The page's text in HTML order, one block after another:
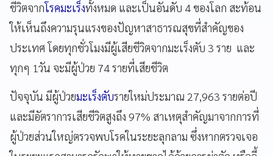
ชีวิตจากโรคมะเร็งทั้งหมด และเป็นอันดับ 4 ของโลก สะท้อน
ให้เห็นถึงความรุนแรงของปัญหาสาธารณสุขที่สำคัญของ
ประเทศ โดยทุกชั่วโมงมีผู้เสียชีวิตจากมะเร็งตับ 3 ราย และ
ทุกๆ 1วัน จะมีผู้ป่วย 74 รายที่เสียชีวิต
ปัจจุบัน มีผู้ป่วยมะเร็งตับรายใหม่ประมาณ 27,963 รายต่อปี
และมีอัตราการเสียชีวิตสูงถึง 97% สาเหตุสำคัญมาจากการที่
ผู้ป่วยส่วนใหญ่ตรวจพบโรคในระยะลุกลาม ซึ่งหากตรวจเจอ